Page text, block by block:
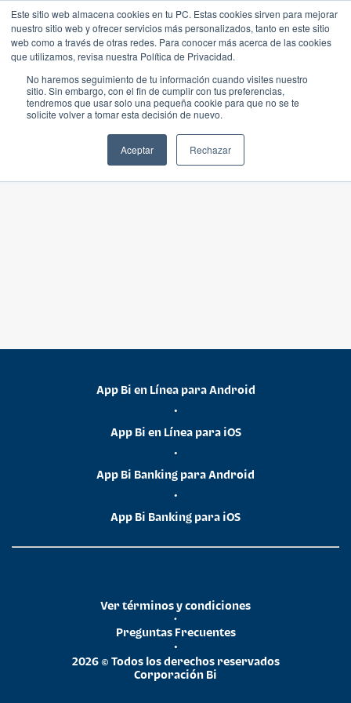
Este sitio web almacena cookies en tu PC. Estas cookies sirven para mejorar
nuestro sitio web y ofrecer servicios más personalizados, tanto en este sitio
web como a través de otras redes. Para conocer más acerca de las cookies
que utilizamos, revisa nuestra Política de Privacidad.
No haremos seguimiento de tu información cuando visites nuestro
sitio. Sin embargo, con el fin de cumplir con tus preferencias,
tendremos que usar solo una pequeña cookie para que no se te
solicite volver a tomar esta decisión de nuevo.
Aceptar Rechazar
App Bi en Línea para Android
•
App Bi en Línea para iOS
•
App Bi Banking para Android
•
App Bi Banking para iOS
2026 © Todos los derechos reservados
Corporación Bi
•
Preguntas Frecuentes
•
Ver términos y condiciones